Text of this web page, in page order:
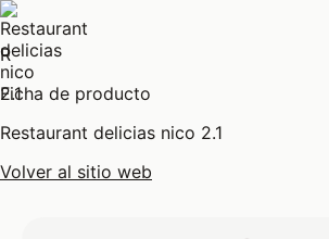
R
Ficha de producto
Restaurant delicias nico 2.1
Volver al sitio web